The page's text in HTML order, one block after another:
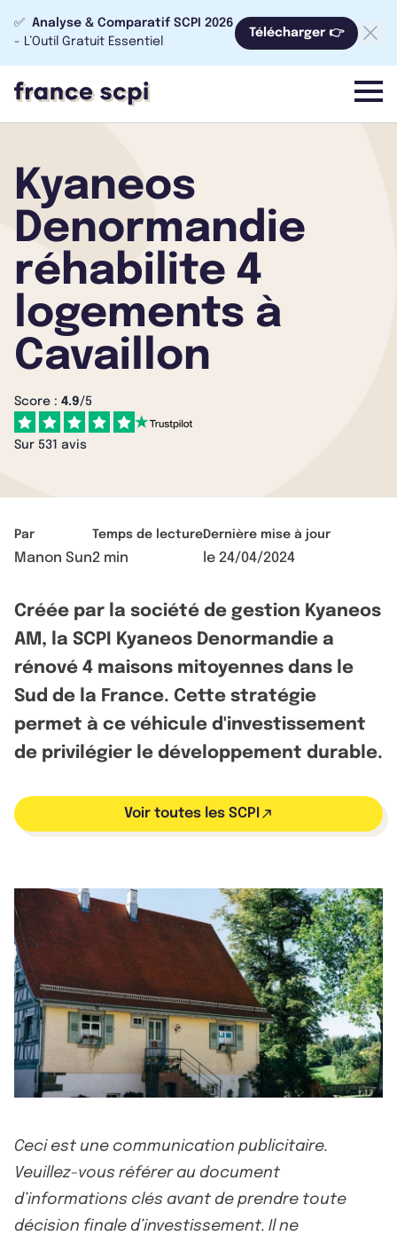
✅ Analyse & Comparatif SCPI 2026
- L’Outil Gratuit Essentiel
Télécharger 👉
menu
Kyaneos
Denormandie
réhabilite 4
logements à
Cavaillon
Score : 4.9/5
Sur 531 avis
Par
Manon Sun
Temps de lecture
2 min
Dernière mise à jour
le 24/04/2024
Créée par la société de gestion Kyaneos
AM, la SCPI Kyaneos Denormandie a
rénové 4 maisons mitoyennes dans le
Sud de la France. Cette stratégie
permet à ce véhicule d'investissement
de privilégier le développement durable.
Voir toutes les SCPI
Ceci est une communication publicitaire.
Veuillez-vous référer au document
d’informations clés avant de prendre toute
décision finale d’investissement. Il ne